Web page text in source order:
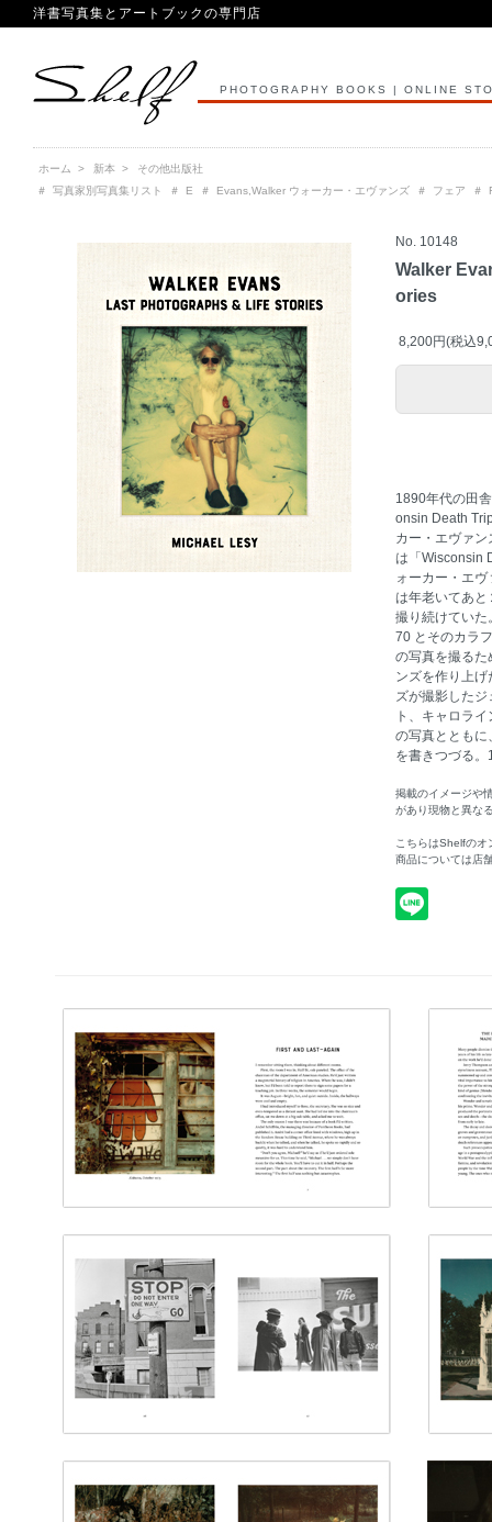
洋書写真集とアートブックの専門店
PHOTOGRAPHY BOOKS | ONLINE
ホーム > 新本 >
その他出版社
＃
写真家別写真集リスト ＃ E ＃ Evans,Walker ウォーカー・エヴァンズ＃ フェア ＃
No. 10148
Walker
ories
8,200円(税込
1890年代の田
onsin Death
カー・エヴァ
は「Wisconsin
ォーカー・エ
は年老いてあと
撮り続けてい
70 とそのカラ
の写真を撮るた
ンズを作り上
ズが撮影した
ト、キャロラ
の写真とともに
を書きつづる
掲載のイメージや
があり現物と異な
こちらはShelfのオ
商品については店